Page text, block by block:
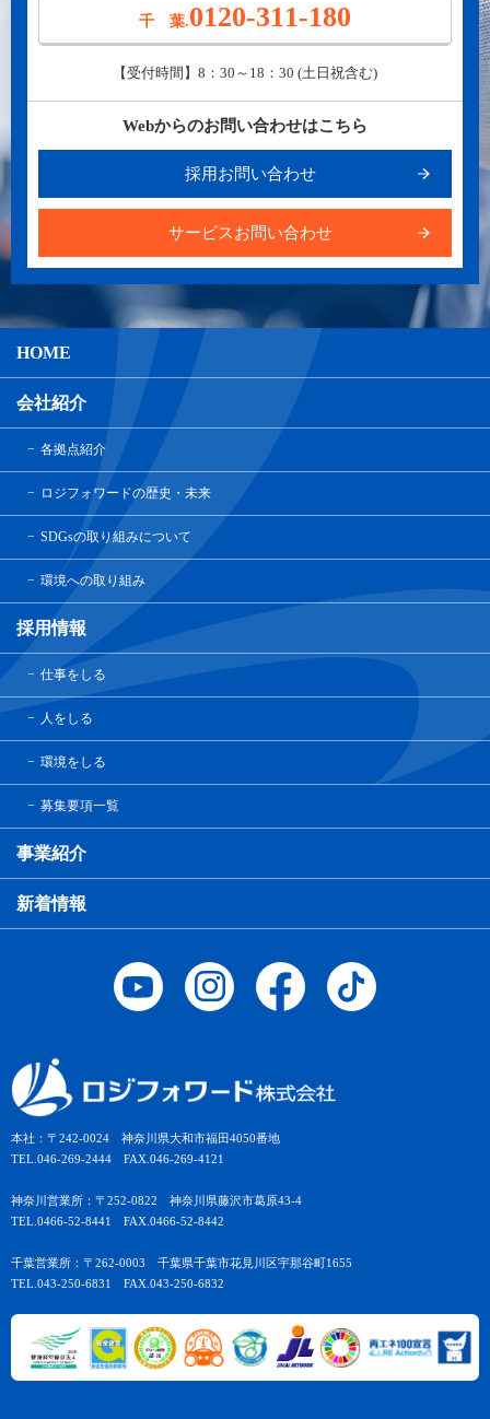
千 葉.0120-311-180
【受付時間】8：30～18：30 (土日祝含む)
Webからのお問い合わせはこちら
採用お問い合わせ
サービスお問い合わせ
本社：〒242-0024 神奈川県大和市福田4050番地
TEL.046-269-2444 FAX.046-269-4121
神奈川営業所：〒252-0822 神奈川県藤沢市葛原43-4
TEL.0466-52-8441 FAX.0466-52-8442
千葉営業所：〒262-0003 千葉県千葉市花見川区宇那谷町1655
TEL.043-250-6831 FAX.043-250-6832
HOME
会社紹介
各拠点紹介
ロジフォワードの歴史・未来
SDGsの取り組みについて
環境への取り組み
採用情報
仕事をしる
人をしる
環境をしる
募集要項一覧
事業紹介
新着情報